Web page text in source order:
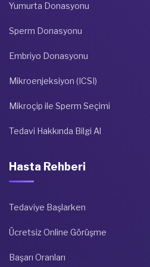
Yumurta Donasyonu
Sperm Donasyonu
Embriyo Donasyonu
Mikroenjeksiyon (ICSI)
Mikroçip ile Sperm Seçimi
Tedavi Hakkında Bilgi Al
Hasta Rehberi
Tedaviye Başlarken
Ücretsiz Online Görüşme
Başarı Oranları